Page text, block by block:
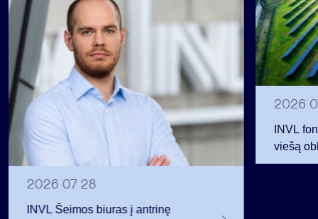
2026 07 28
INVL Šeimos biuras į antrinę
2026
INVL
viešą
12 mln.